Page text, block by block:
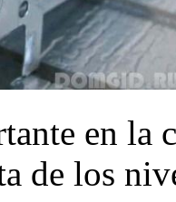
en la
de los